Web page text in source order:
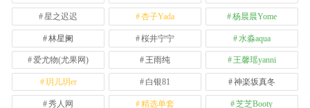
星之迟迟 杏子Yada 杨晨晨Yome
林星阑 桜井宁宁 水淼aqua
爱尤物(尤果网) 王雨纯 王馨瑶yanni
玥儿玥er 白银81 神楽坂真冬
秀人网 精选单套 芝芝Booty